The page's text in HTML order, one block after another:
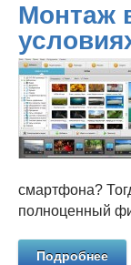
Монтаж
смартфона?
полноценный
Подробнее